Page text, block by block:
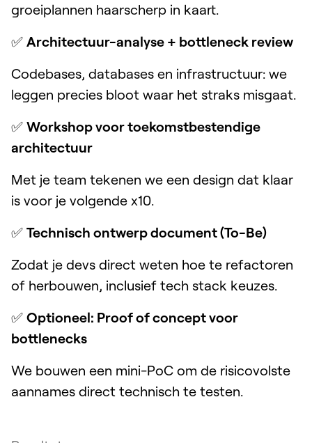
groeiplannen haarscherp in kaart.
✅ Architectuur-analyse + bottleneck review
Codebases, databases en infrastructuur: we
leggen precies bloot waar het straks misgaat.
✅ Workshop voor toekomstbestendige
architectuur
Met je team tekenen we een design dat klaar
is voor je volgende x10.
✅ Technisch ontwerp document (To-Be)
Zodat je devs direct weten hoe te refactoren
of herbouwen, inclusief tech stack keuzes.
✅ Optioneel: Proof of concept voor
bottlenecks
We bouwen een mini-PoC om de risicovolste
aannames direct technisch te testen.